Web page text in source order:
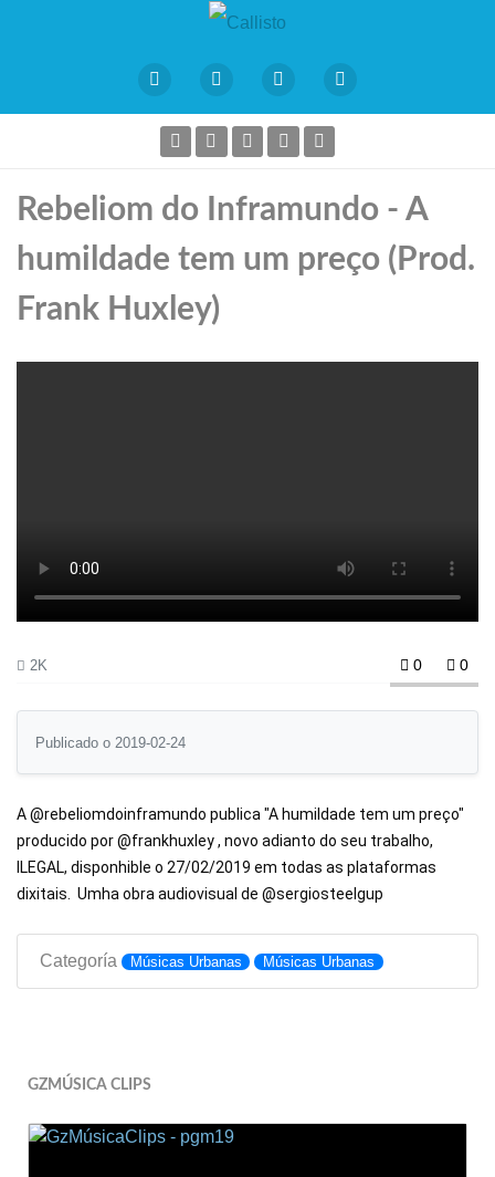
Rebeliom do Inframundo - A
humildade tem um preço (Prod.
Frank Huxley)
2K 0 0
Publicado o 2019-02-24
A @rebeliomdoinframundo publica "A humildade tem um preço"
producido por @frankhuxley , novo adianto do seu trabalho,
ILEGAL, disponhible o 27/02/2019 em todas as plataformas
dixitais.  Umha obra audiovisual de @sergiosteelgup
Categoría Músicas Urbanas Músicas Urbanas
GZMÚSICA CLIPS